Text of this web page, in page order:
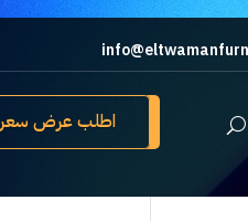
اطلب عرض سعر